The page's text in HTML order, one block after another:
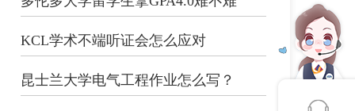
KCL学术不端听证会怎么应对
昆士兰大学电气工程作业怎么写？